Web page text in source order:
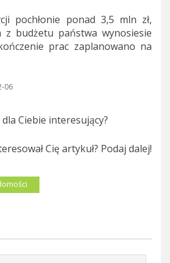
pochłonie ponad 3,5 mln zł,
z budżetu państwa wynosiesie
prac zaplanowano na
06
dla Ciebie interesujący?
Cię artykuł? Podaj dalej!